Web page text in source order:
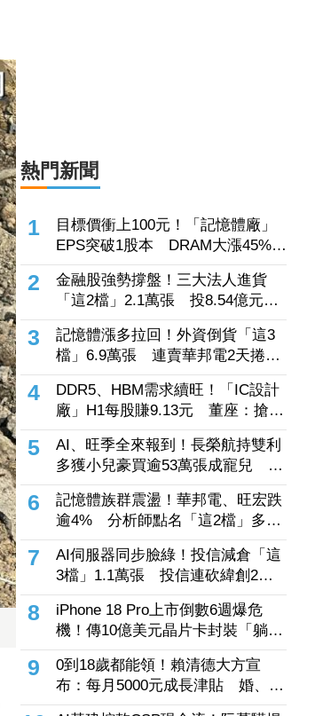
檔」被狠賣4.9萬張 聯電中刀失血
38.2億元跌4.53%
2026.08.07 21:30